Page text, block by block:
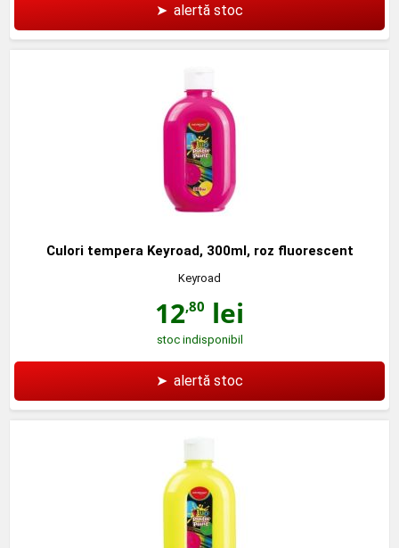
➤ alertă stoc
Culori tempera Keyroad, 300ml, roz fluorescent
Keyroad
12,80 lei
stoc indisponibil
➤ alertă stoc